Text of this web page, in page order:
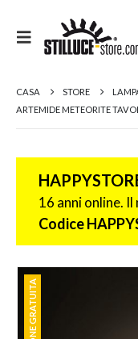
CASA STORE
ARTEMIDE METEORITE
16 anni online.
Codice